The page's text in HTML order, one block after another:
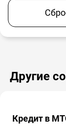
Другие
Кредит в